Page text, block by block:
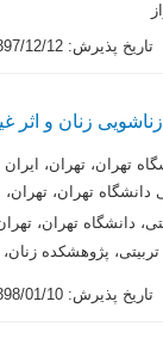
تاریخ پذیرش: 1397/12/12
زنان و اثر
تهران، تهران، ایران
تهران، تهران،
دانشگاه تهران،
پژوهشکده زنان،
تاریخ پذیرش: 1398/01/10